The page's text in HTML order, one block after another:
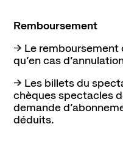
Remboursement
→ Le remboursement
quʼen cas
→ Les billets du
chèques spectacles
demande
déduits.